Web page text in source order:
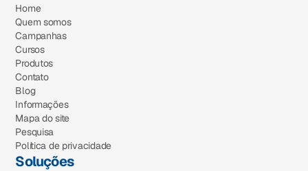
Home
Quem somos
Campanhas
Cursos
Produtos
Contato
Blog
Informações
Mapa do site
Pesquisa
Política de privacidade
Soluções